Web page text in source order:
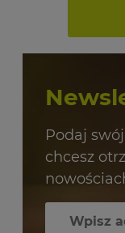
Podaj
chcesz